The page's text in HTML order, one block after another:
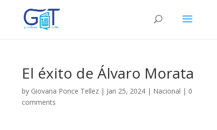
El éxito de Álvaro Morata
by Giovana Ponce Tellez| Jan 25, 2024| Nacional | 0
comments